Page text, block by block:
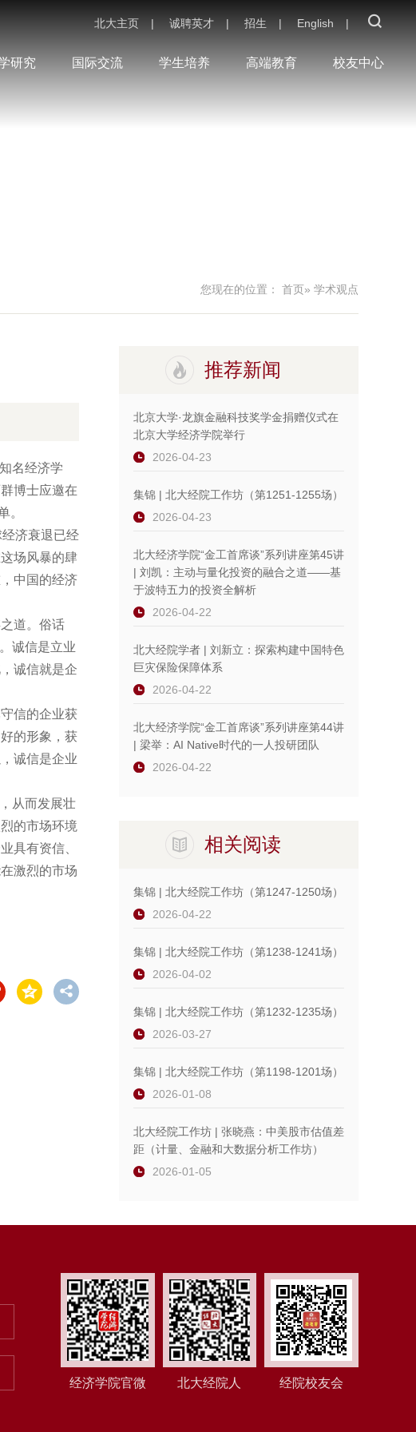
北大主页 | 诚聘英才 | 招生 | English |
研究 国际交流 学生培养 高端教育 校友中心
您现在的位置： 首页» 学术观点
推荐新闻
北京大学·龙旗金融科技奖学金捐赠仪式在
北京大学经济学院举行
2026-04-23
集锦 | 北大经院工作坊（第1251-1255场）
2026-04-23
北大经济学院“金工首席谈”系列讲座第45讲
| 刘凯：主动与量化投资的融合之道——基
于波特五力的投资全解析
2026-04-22
北大经院学者 | 刘新立：探索构建中国特色
巨灾保险保障体系
2026-04-22
北大经济学院“金工首席谈”系列讲座第44讲
| 梁举：AI Native时代的一人投研团队
2026-04-22
相关阅读
集锦 | 北大经院工作坊（第1247-1250场）
2026-04-22
集锦 | 北大经院工作坊（第1238-1241场）
2026-04-02
集锦 | 北大经院工作坊（第1232-1235场）
2026-03-27
集锦 | 北大经院工作坊（第1198-1201场）
2026-01-08
北大经院工作坊 | 张晓燕：中美股市估值差
距（计量、金融和大数据分析工作坊）
2026-01-05
名经济学
博士应邀在
。
济衰退已经
场风暴的肆
中国的经济
道。俗话
诚信是立业
诚信就是企
信的企业获
的形象，获
诚信是企业
从而发展壮
的市场环境
具有资信、
激烈的市场
经济学院官微 北大经院人 经院校友会